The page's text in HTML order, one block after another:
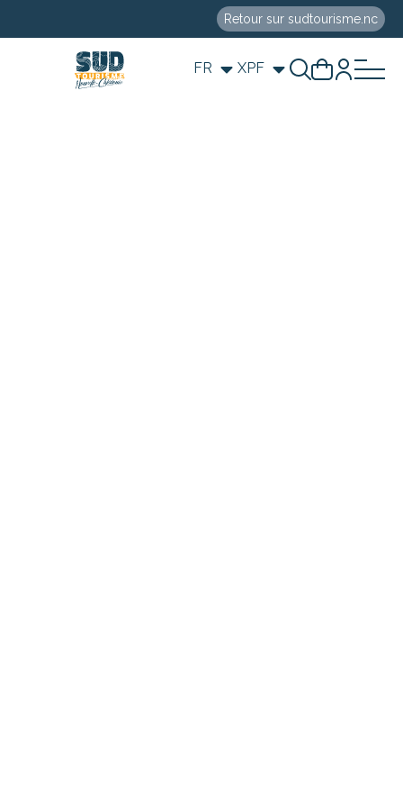
Retour sur sudtourisme.nc
FR XPF